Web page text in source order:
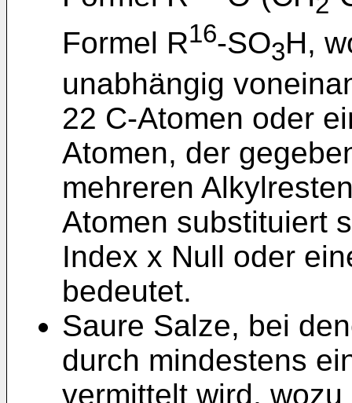
Formel R16-SO3H,
unabhängig
22 C-Atomen oder
Atomen, der
mehreren
Atomen substituiert
Index x Null oder
bedeutet.
Saure Salze, bei
durch mindestens
vermittelt wird,